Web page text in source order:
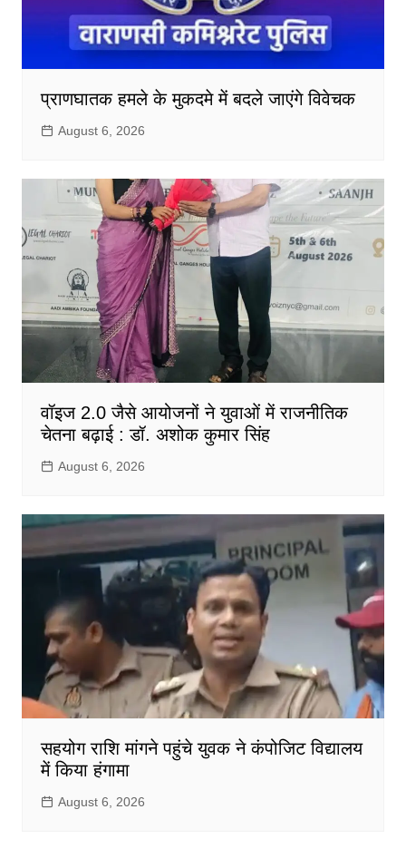
प्राणघातक हमले के मुकदमे में बदले जाएंगे विवेचक
August 6, 2026
वॉइज 2.0 जैसे आयोजनों ने युवाओं में राजनीतिक
चेतना बढ़ाई : डॉ. अशोक कुमार सिंह
August 6, 2026
सहयोग राशि मांगने पहुंचे युवक ने कंपोजिट विद्यालय
में किया हंगामा
August 6, 2026